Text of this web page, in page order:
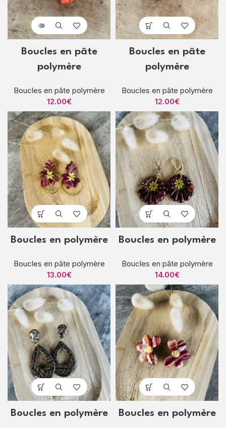
Boucles en pâte
polymère
Boucles en pâte polymère
12.00€
Boucles en pâte
polymère
Boucles en pâte polymère
12.00€
Boucles en polymère
Boucles en pâte polymère
13.00€
Boucles en polymère
Boucles en pâte polymère
14.00€
Boucles en polymère Boucles en polymère